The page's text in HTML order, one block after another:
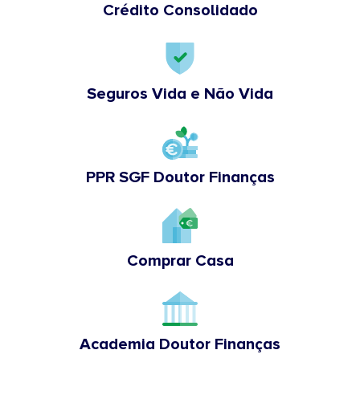
Crédito Consolidado
Seguros Vida e Não Vida
PPR SGF Doutor Finanças
Comprar Casa
Academia Doutor Finanças